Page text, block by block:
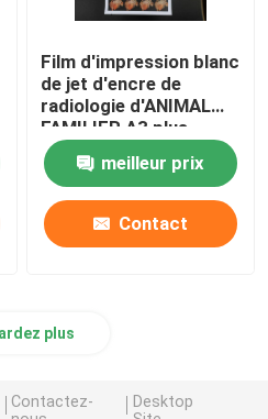
Film d'impression blanc
de jet d'encre de
radiologie d'ANIMAL
FAMILIER A3 plus
l'image endoscopique
X Ray Film d'ultrason
meilleur prix
Contact
plus
Contactez-
Desktop